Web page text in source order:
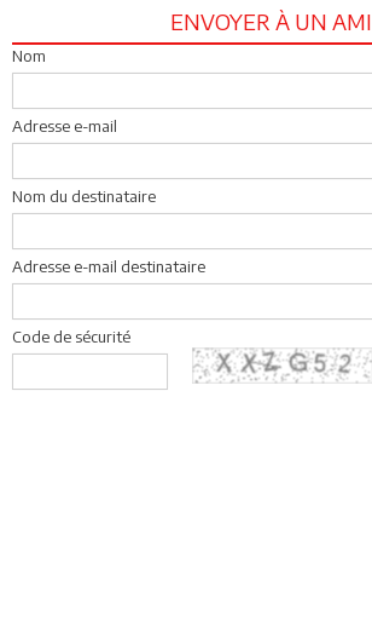
ENVOYER À UN AMI
Nom
Adresse e-mail
Nom du destinataire
Adresse e-mail destinataire
Code de sécurité